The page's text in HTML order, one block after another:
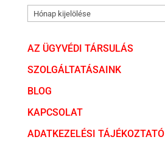
ARCHÍVUM
AZ ÜGYVÉDI TÁRSULÁS
SZOLGÁLTATÁSAINK
BLOG
KAPCSOLAT
ADATKEZELÉSI TÁJÉKOZTATÓ